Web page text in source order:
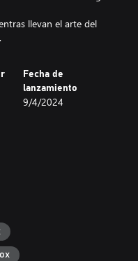
llevan el arte del
Fecha de
lanzamiento
9/4/2024